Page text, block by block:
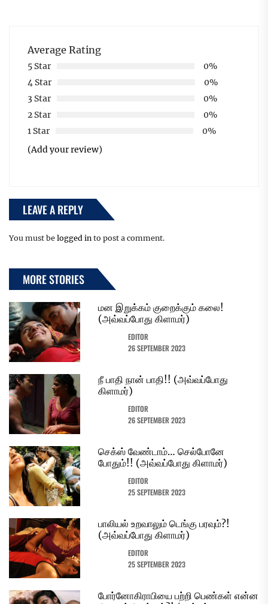
Average Rating
5 Star
0%
4 Star
0%
3 Star
0%
2 Star
0%
1 Star
0%
(Add your review)
LEAVE A REPLY
You must be logged in to post a comment.
MORE STORIES
மன இறுக்கம் குறைக்கும் கலை!
(அவ்வப்போது கிளாமர்)
EDITOR
26 SEPTEMBER 2023
நீ பாதி நான் பாதி!! (அவ்வப்போது
கிளாமர்)
EDITOR
26 SEPTEMBER 2023
செக்ஸ் வேண்டாம்… செல்போனே
போதும்!! (அவ்வப்போது கிளாமர்)
EDITOR
25 SEPTEMBER 2023
பாலியல் உறவாலும் டெங்கு பரவும்?!
(அவ்வப்போது கிளாமர்)
EDITOR
25 SEPTEMBER 2023
போர்னோகிராபியை பற்றி பெண்கள் என்ன